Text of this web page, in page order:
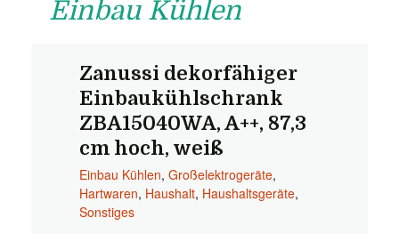
Einbau Kühlen
Zanussi dekorfähiger
Einbaukühlschrank
ZBA15040WA, A++, 87,3
cm hoch, weiß
Einbau Kühlen, Großelektrogeräte,
Hartwaren, Haushalt, Haushaltsgeräte,
Sonstiges